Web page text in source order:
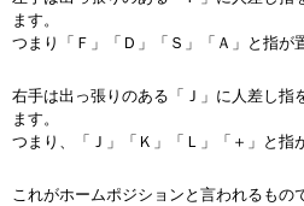
ます。
つまり「Ｆ」「Ｄ」「Ｓ」「Ａ」と指が
右手は出っ張りのある「Ｊ」に人差し指
ます。
つまり、「Ｊ」「Ｋ」「Ｌ」「＋」と指
これがホームポジションと言われるもの